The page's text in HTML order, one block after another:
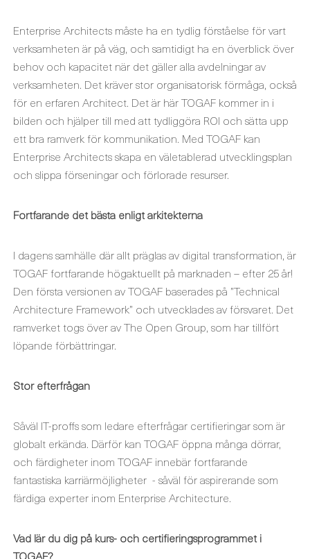
Enterprise Architects måste ha en tydlig förståelse för vart
verksamheten är på väg, och samtidigt ha en överblick över
behov och kapacitet när det gäller alla avdelningar av
verksamheten. Det kräver stor organisatorisk förmåga, också
för en erfaren Architect. Det är här TOGAF kommer in i
bilden och hjälper till med att tydliggöra ROI och sätta upp
ett bra ramverk för kommunikation. Med TOGAF kan
Enterprise Architects skapa en väletablerad utvecklingsplan
och slippa förseningar och förlorade resurser.
Fortfarande det bästa enligt arkitekterna
I dagens samhälle där allt präglas av digital transformation, är
TOGAF fortfarande högaktuellt på marknaden – efter 25 år!
Den första versionen av TOGAF baserades på ”Technical
Architecture Framework” och utvecklades av försvaret. Det
ramverket togs över av The Open Group, som har tillfört
löpande förbättringar.
Stor efterfrågan
Såväl IT-proffs som ledare efterfrågar certifieringar som är
globalt erkända. Därför kan TOGAF öppna många dörrar,
och färdigheter inom TOGAF innebär fortfarande
fantastiska karriärmöjligheter - såväl för aspirerande som
färdiga experter inom Enterprise Architecture.
Vad lär du dig på kurs- och certifieringsprogrammet i
TOGAF?